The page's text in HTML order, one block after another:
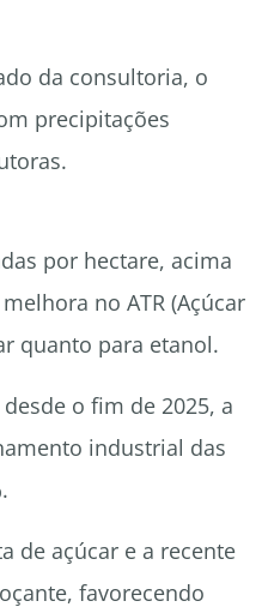
da consultoria, o
precipitações
por hectare, acima
no ATR (Açúcar
quanto para etanol.
o fim de 2025, a
industrial das
de açúcar e a recente
favorecendo